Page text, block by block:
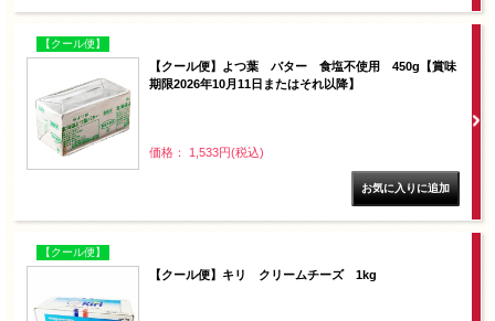
【クール便】
【クール便】よつ葉 バター 食塩不使用 450g【賞味
期限2026年10月11日またはそれ以降】
価格： 1,533円(税込)
【クール便】
【クール便】キリ クリームチーズ 1kg